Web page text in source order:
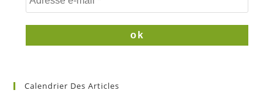
Calendrier Des Articles